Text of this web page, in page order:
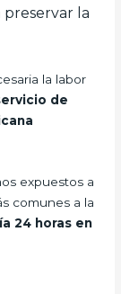
la
la labor
de
expuestos a
comunes a la
24 horas en